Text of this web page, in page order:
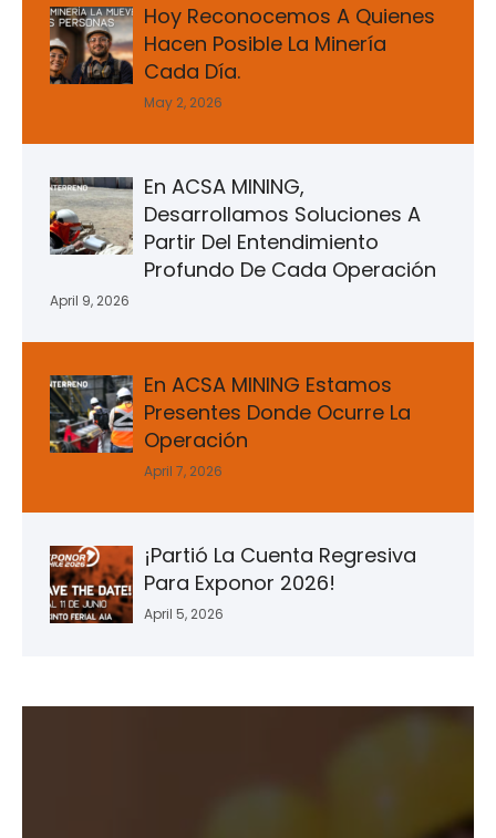
Hoy Reconocemos A Quienes
Hacen Posible La Minería
Cada Día.
May 2, 2026
En ACSA MINING,
Desarrollamos Soluciones A
Partir Del Entendimiento
Profundo De Cada Operación
April 9, 2026
En ACSA MINING Estamos
Presentes Donde Ocurre La
Operación
April 7, 2026
¡Partió La Cuenta Regresiva
Para Exponor 2026!
April 5, 2026